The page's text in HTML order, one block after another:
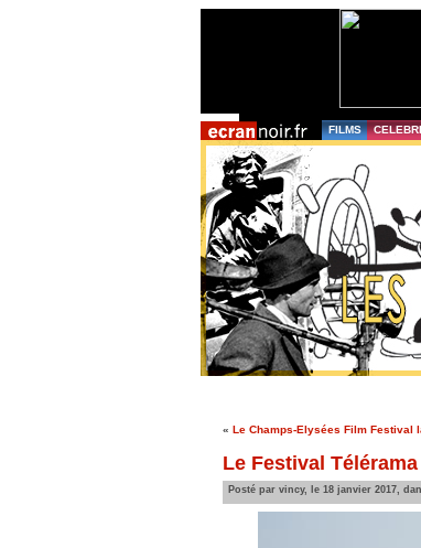
FILMS
« Le Champs-Elysées Film Festival
Le Festival
Posté par vincy, le 18 janvier 2017,